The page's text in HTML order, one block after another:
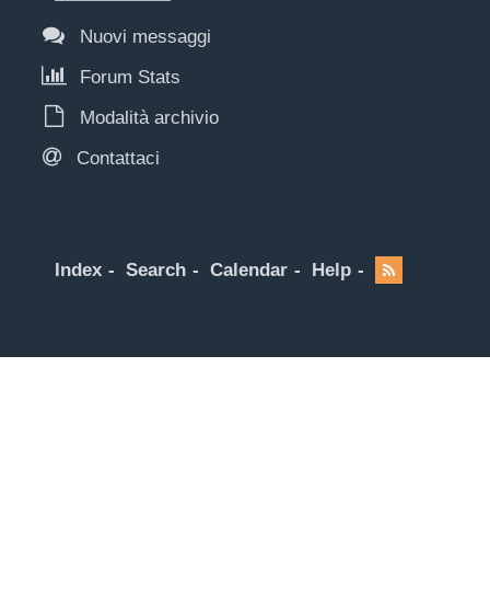
Nuovi messaggi
Forum Stats
Modalità archivio
Contattaci
Index Search Calendar Help